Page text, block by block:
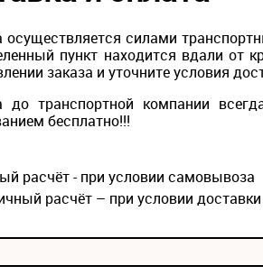
осуществляется силами
пункт находится вдали от
заказа и уточните условия
до транспортной компании
бесплатно!!!
расчёт - при условии самовывоза
расчёт – при условии